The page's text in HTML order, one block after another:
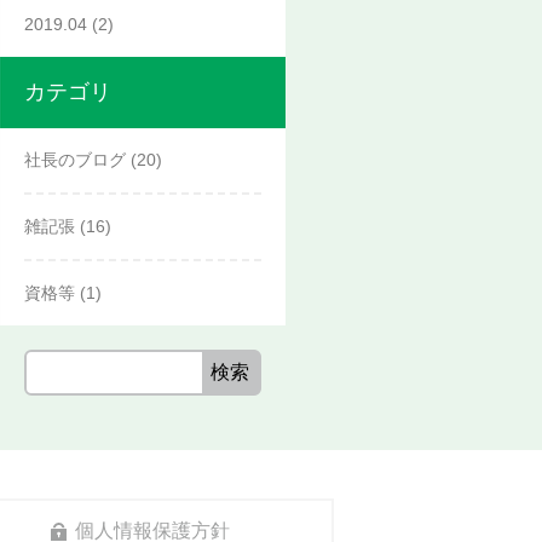
2019.04 (2)
カテゴリ
社長のブログ (20)
雑記張 (16)
資格等 (1)
個人情報保護方針